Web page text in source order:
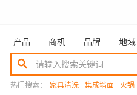
产品 商机 品牌 地域
热门搜索： 家具清洗 集成墙面 火锅